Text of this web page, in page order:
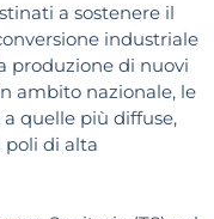
a sostenere il
industriale
produzione di nuovi
ambito nazionale, le
quelle più diffuse,
poli di alta